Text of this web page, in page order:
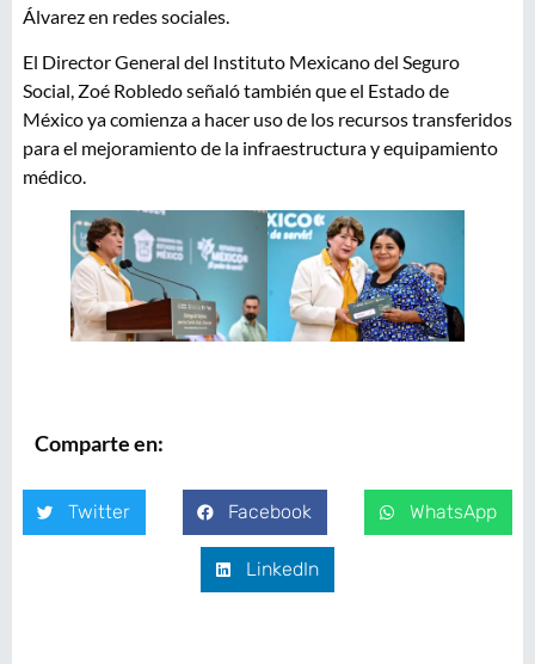
Álvarez en redes sociales.
El Director General del Instituto Mexicano del Seguro
Social, Zoé Robledo señaló también que el Estado de
México ya comienza a hacer uso de los recursos transferidos
para el mejoramiento de la infraestructura y equipamiento
médico.
Comparte en:
Twitter Facebook WhatsApp
LinkedIn